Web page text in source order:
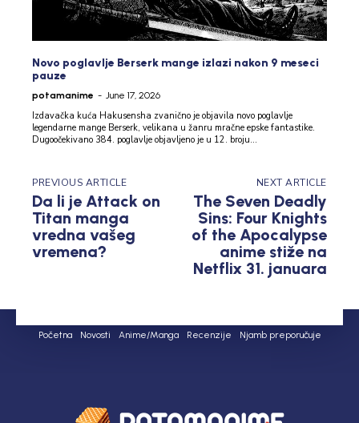
Novo poglavlje Berserk mange izlazi nakon 9 meseci
pauze
potamanime - June 17, 2026
Izdavačka kuća Hakusensha zvanično je objavila novo poglavlje
legendarne mange Berserk, velikana u žanru mračne epske fantastike.
Dugoočekivano 384. poglavlje objavljeno je u 12. broju...
PREVIOUS ARTICLE
Da li je Attack on
Titan manga
vredna vašeg
vremena?
NEXT ARTICLE
The Seven Deadly
Sins: Four Knights
of the Apocalypse
anime stiže na
Netflix 31. januara
Početna Novosti Anime/Manga Recenzije Njamb preporučuje